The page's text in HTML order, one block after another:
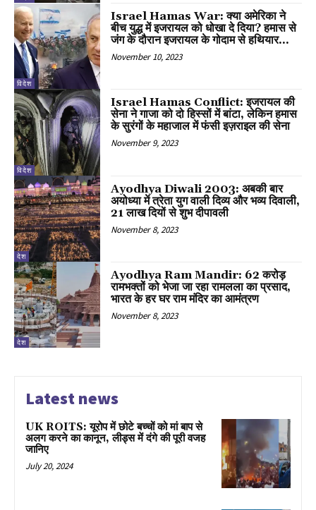
विदेश
Israel Hamas War: क्या अमेरिका ने
बीच युद्ध में इजरायल को धोखा दे दिया? हमास से
जंग के दौरान इजरायल के गोदाम से हथियार...
November 10, 2023
विदेश
Israel Hamas Conflict: इजरायल की
सेना ने गाजा को दो हिस्सों में बांटा, लेकिन हमास
के सुरंगों के महाजाल में फंसी इज़राइल की सेना
November 9, 2023
देश
Ayodhya Diwali 2003: अबकी बार
अयोध्या में त्रेता युग वाली दिव्य और भव्य दिवाली,
21 लाख दियों से शुभ दीपावली
November 8, 2023
देश
Ayodhya Ram Mandir: 62 करोड़
रामभक्तों को भेजा जा रहा रामलला का प्रसाद,
भारत के हर घर राम मंदिर का आमंत्रण
November 8, 2023
Latest news
UK ROITS: यूरोप में छोटे बच्चों को मां बाप से
अलग करने का कानून, लीड्स में दंगे की पूरी वजह
जानिए
July 20, 2024